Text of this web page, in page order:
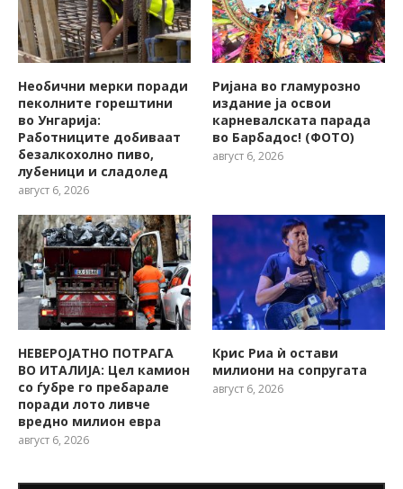
Необични мерки поради
пеколните горештини
во Унгарија:
Работниците добиваат
безалкохолно пиво,
лубеници и сладолед
август 6, 2026
Ријана во гламурозно
издание ја освои
карневалската парада
во Барбадос! (ФОТО)
август 6, 2026
НЕВЕРОЈАТНО ПОТРАГА
ВО ИТАЛИЈА: Цел камион
со ѓубре го пребарале
поради лото ливче
вредно милион евра
август 6, 2026
Крис Риа ѝ остави
милиони на сопругата
август 6, 2026